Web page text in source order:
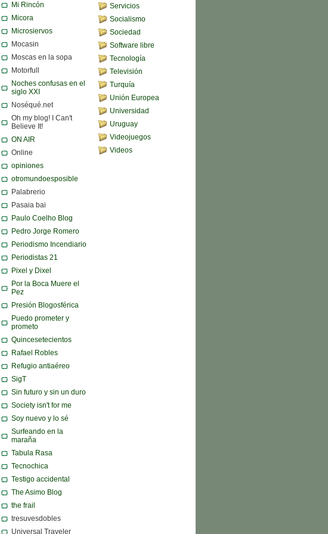
Mi Rincón
Micora
Microsiervos
Mocasin
Moscas en la sopa
Motorfull
Noches confusas en el
siglo XXI
Noséqué.net
Oh my blog! I Can't
Believe It!
ON AIR
Online
opiniones
otromundoesposible
Palabrerio
Pasaia bai
Paulo Coelho Blog
Pedro Jorge Romero
Periodismo Incendiario
Periodistas 21
Pixel y Dixel
Por la Boca Muere el
Pez
Presión Blogosférica
Puedo prometer y
prometo
Quincesetecientos
Rafael Robles
Refugio antiaéreo
SigT
Sin futuro y sin un duro
Society isn't for me
Soy nuevo y lo sé
Surfeando en la
maraña
Tabula Rasa
Tecnochica
Testigo accidental
The Asimo Blog
the frail
tresuvesdobles
Universal Traveler
Servicios
Socialismo
Sociedad
Software libre
Tecnología
Televisión
Turquía
Unión Europea
Universidad
Uruguay
Videojuegos
Videos